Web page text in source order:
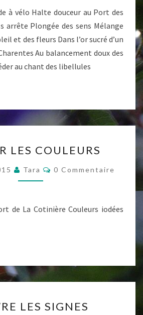
à vélo Halte douceur au Port des
arrête Plongée des sens Mélange
et des fleurs Dans l’or sucré d’un
Au balancement doux des
au chant des libellules
LES
COULEURS
LES COULEURS
Tara Commentaires
0 Commentaire
de La Cotinière Couleurs iodées
LES
LES SIGNES